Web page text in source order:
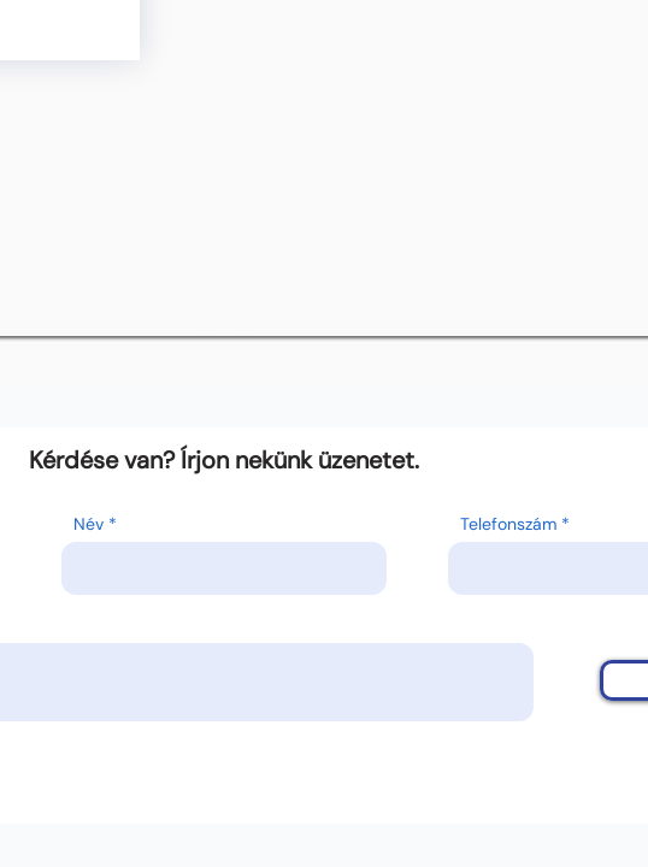
Kérdése van? Írjon nekünk üzenetet.
Név Telefonszám